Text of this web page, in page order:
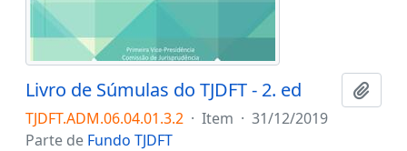
Livro de Súmulas do TJDFT - 2. ed
TJDFT.ADM.06.04.01.3.2 · Item · 31/12/2019
Parte de Fundo TJDFT